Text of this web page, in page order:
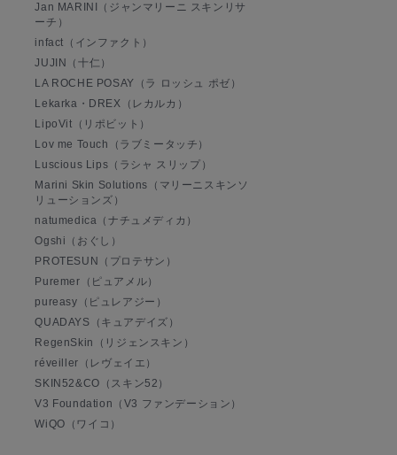
Jan MARINI（ジャンマリーニ スキンリサ
ーチ）
infact（インファクト）
JUJIN（十仁）
LA ROCHE POSAY（ラ ロッシュ ポゼ）
Lekarka・DREX（レカルカ）
LipoVit（リポビット）
Lov me Touch（ラブミータッチ）
Luscious Lips（ラシャ スリップ）
Marini Skin Solutions（マリーニスキンソ
リューションズ）
natumedica（ナチュメディカ）
Ogshi（おぐし）
PROTESUN（プロテサン）
Puremer（ピュアメル）
pureasy（ピュレアジー）
QUADAYS（キュアデイズ）
RegenSkin（リジェンスキン）
réveiller（レヴェイエ）
SKIN52&CO（スキン52）
V3 Foundation（V3 ファンデーション）
WiQO（ワイコ）